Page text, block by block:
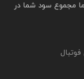
مجموع سود شما در